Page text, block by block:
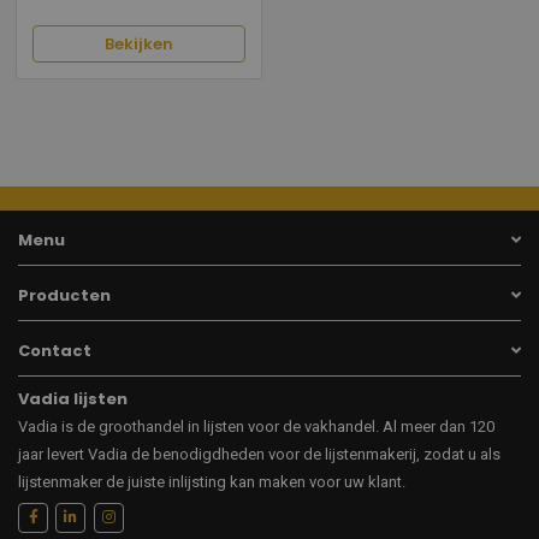
Bekijken
Menu
Producten
Contact
Vadia lijsten
Vadia is de groothandel in lijsten voor de vakhandel. Al meer dan 120
jaar levert Vadia de benodigdheden voor de lijstenmakerij, zodat u als
lijstenmaker de juiste inlijsting kan maken voor uw klant.